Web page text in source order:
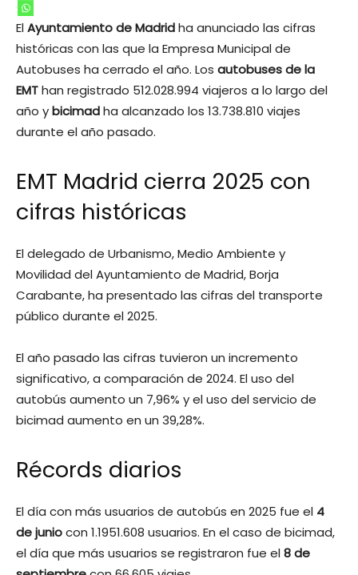
ElAyuntamiento de Madridha anunciado las cifras
históricas con las que la Empresa Municipal de
Autobuses ha cerrado el año. Los autobuses de la
EMThan registrado 512.028.994 viajeros a lo largo del
año ybicimadha alcanzado los 13.738.810 viajes
durante el año pasado.
EMT Madrid cierra 2025 con
cifras históricas
El delegado de Urbanismo, Medio Ambiente y
Movilidad del Ayuntamiento de Madrid, Borja
Carabante, ha presentado las cifras del transporte
público durante el 2025.
El año pasado las cifras tuvieron un incremento
significativo, a comparación de 2024. El uso del
autobús aumento un 7,96% y el uso del servicio de
bicimad aumento en un 39,28%.
Récords diarios
El día con más usuarios de autobús en 2025 fue el 4
de juniocon 1.1951.608 usuarios. En el caso de bicimad,
el día que más usuarios se registraron fue el8 de